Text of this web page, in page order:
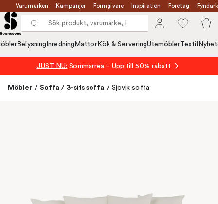
Varumärken Kampanjer Formgivare Inspiration Företag
Belysning Inredning MattorKök & ServeringUtemöblerTextil
JUST NU: Sommarrea – Upp till 50% rabatt
Möbler / Soffa / 3-sits soffa / Sjövik soffa